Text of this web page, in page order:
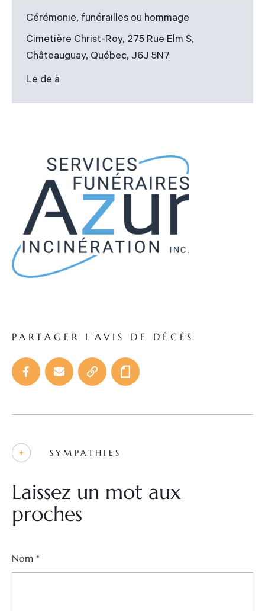
Cérémonie, funérailles ou hommage
Cimetière Christ-Roy, 275 Rue Elm S,
Châteauguay, Québec, J6J 5N7
Le de à
PARTAGER L'AVIS DE DÉCÈS
SYMPATHIES
Laissez un mot aux
proches
Nom *